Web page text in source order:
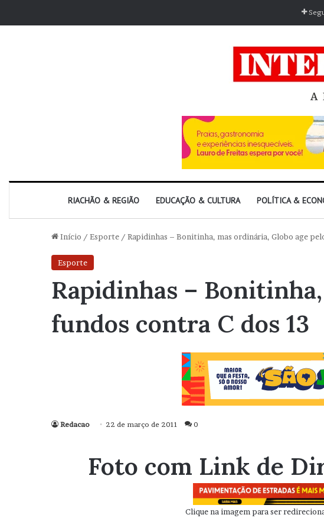
RIACHÃO & REGIÃO EDUCAÇÃO & CULTURA POLÍTICA &
Início / Esporte / Rapidinhas – Bonitinha, mas ordinária, Globo age
Esporte
Rapidinhas –
fundos contra C dos 13
Redacao 22 de março de 2011 0
Foto com Link de
Clique na imagem para ser